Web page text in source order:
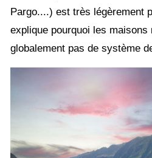
Pargo....) est très légèrement
explique pourquoi les maisons
globalement pas de système